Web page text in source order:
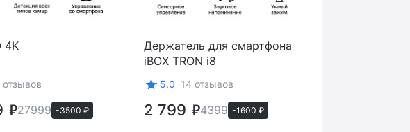
4K
отзывов
27999 -3500 ₽
Держатель для смартфона
iBOX TRON i8
5.0 14 отзывов
2 799 4399 -1600 ₽